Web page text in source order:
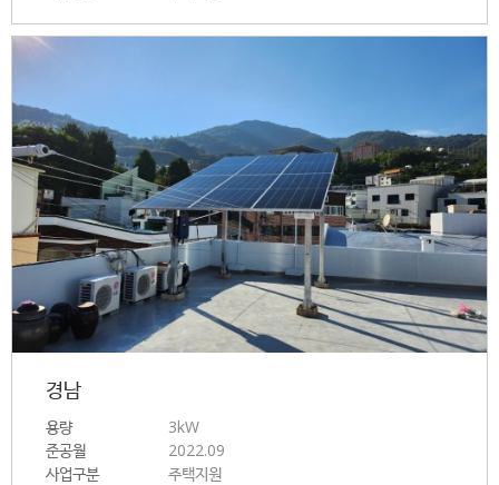
경남
용량
3kW
준공월
2022.09
사업구분
주택지원